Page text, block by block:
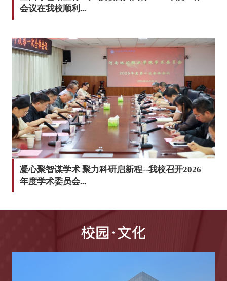
会议在我校顺利...
凝心聚智谋学术 聚力科研启新程--我校召开2026
年度学术委员会...